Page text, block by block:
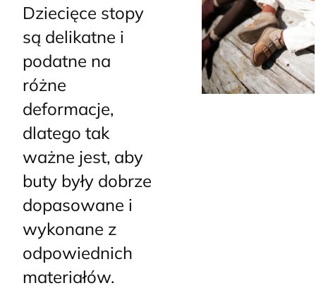
Dziecięce stopy
są delikatne i
podatne na
różne
deformacje,
dlatego tak
ważne jest, aby
buty były dobrze
dopasowane i
wykonane z
odpowiednich
materiałów.